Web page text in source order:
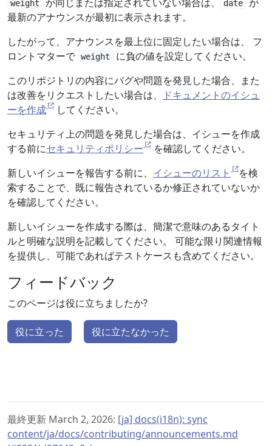
weight date
最新のアナウンスが最初に表示されます。
したがって、アナウンスを最上位に固定したい場合は、 フ
ロントマターで weight
に負の値を設定してください。
このリポジトリの内容にバグや問題を発見した場合、また
は改善をリクエストしたい場合は、
ドキュメントのイシュ
ーを作成
してください。
セキュリティ上の問題を発見した場合は、イシューを作成
する前にセキュリティポリシー
を確認してください。
新しいイシューを報告する前に、 イシューのリスト
を検
索することで、既に報告されているか修正されていないか
を確認してください。
新しいイシューを作成する際は、簡潔で意味のあるタイト
ルと明確な説明を記載してください。 可能な限り関連情報
を提供し、可能であればテストケースも含めてください。
フィードバック
このページは役に立ちましたか?
役に立った 役に立たなかった
最終更新 March 2, 2026: [ja] docs(i18n): sync
content/ja/docs/contributing/announcements.md